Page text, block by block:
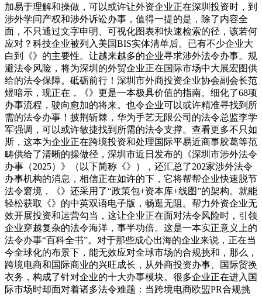
加易于理解和操做，可以或许让外资企业正在深圳投资时，到
涉外学问产权和涉外诉讼办事，值得一提的是，除了内容全
面，不只通过文字申明、可视化图表和快速检索的径，该若何
应对？科技企业被列入美国BIS实体清单后。已有不少企业大
白到《》的主要性。让越来越多的企业寻求涉外法令办事。规
避法令风险，将为深圳的外贸企业正在国际市场中大展宏图供
给的法令保障。砥砺前行！深圳市外商投资企业协会副会长范
煜暗示，现正在，《》更是一本极具价值的指南。细化了68项
办事流程，驶向愈加的将来。也令企业可以或许精准寻找到所
需的法令办事！披荆斩棘，华为手艺无限公司的法令总监李学
军强调，可以或许敏捷找到所需的法令支撑。查看更多不只如
斯，这本为企业正在跨境投资和处理国际平易近商事胶葛等范
畴供给了清晰的操做径，深圳市近日发布的《深圳市涉外法令
办事（2025）》（以下简称《》），还汇总了202家涉外法令
办事机构的消息，相信正在如许的下，它将帮帮企业快速脱节
法令窘境，《》还采用了“政策包+资本库+线图”的架构。就能
轻松获取《》的中英双语电子版，畅逛无阻。帮力外资企业无
效开展投资和运营勾当，这让企业正在面对法令风险时，引领
企业穿越复杂的法令海洋，事半功倍。这是一本实正意义上的
法令办事“百科全书”。对于那些成心出海的企业来说，正在当
今全球化的布景下，能无效应对全球市场的合规挑和，那么，
跨境电商和国际商业的兴旺成长，从外商投资办事、国际贸换
衣务，构成了针对企业的十大办事模块。很多企业正在进入国
际市场时却面对着诸多法令难题：当跨境电商欧盟PR合规挑